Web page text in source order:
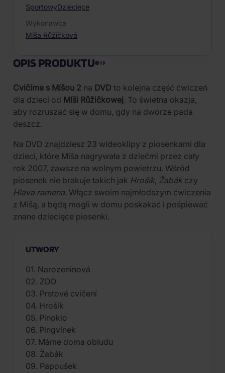
SportowyDziecięce
Wykonawca
Míša Růžičková
OPIS PRODUKTU
Cvičíme s Míšou 2 na DVD to kolejna część ćwiczeń
dla dzieci od Míši Růžičkowej. To świetna okazja,
aby rozruszać się w domu, gdy na dworze pada
deszcz.
Na DVD znajdziesz 23 wideoklipy z piosenkami dla
dzieci, które Míša nagrywała z dziećmi przez cały
rok 2007, zawsze na wolnym powietrzu. Wśród
piosenek nie brakuje takich jak Hrošík, Žabákczy
Hlava ramena. Włącz swoim najmłodszym ćwiczenia
z Míšą, a będą mogli w domu poskakać i pośpiewać
znane dziecięce piosenki.
UTWORY
01. Narozeninová
02. ZOO
03. Prstové cvičení
04. Hrošík
05. Pinokio
06. Pingvínek
07. Máme doma obludu
08. Žabák
09. Papoušek